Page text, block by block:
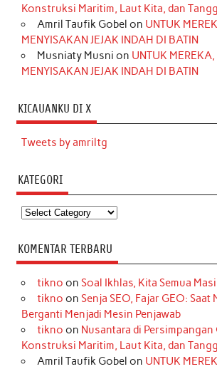
Konstruksi Maritim, Laut Kita, dan
Amril Taufik Gobel on UNTUK
MENYISAKAN JEJAK INDAH DI BATIN
Musniaty Musni on UNTUK MEREKA,
MENYISAKAN JEJAK INDAH DI BATIN
KICAUANKU DI X
Tweets by amriltg
KATEGORI
Kategori
KOMENTAR TERBARU
tikno on Soal Ikhlas, Kita Semua
tikno on Senja SEO, Fajar GEO: Saat
Berganti Menjadi Mesin Penjawab
tikno on Nusantara di Persimpangan
Konstruksi Maritim, Laut Kita, dan
Amril Taufik Gobel on UNTUK